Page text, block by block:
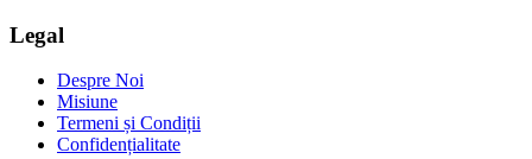
Legal
Despre Noi
Misiune
Termeni și Condiții
Confidențialitate